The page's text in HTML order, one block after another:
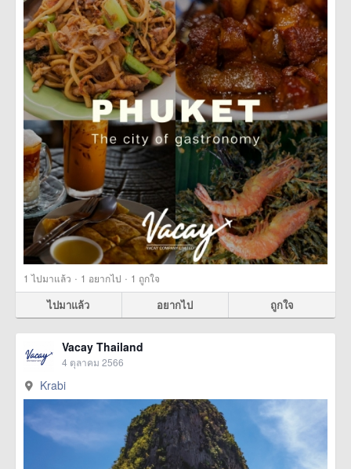
1 ไปมาแล้ว · 1 อยากไป · 1 ถูกใจ
ไปมาแล้ว อยากไป ถูกใจ
Vacay Thailand
4 ตุลาคม 2566
Krabi